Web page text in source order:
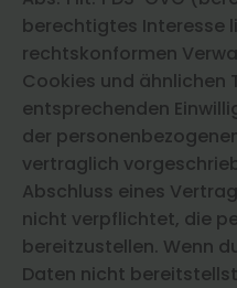
berechtigtes Interesse
rechtskonformen
Cookies und ähnlichen
entsprechenden
der
vertraglich
Abschluss eines
nicht verpflichtet, die
bereitzustellen. Wenn
Daten nicht